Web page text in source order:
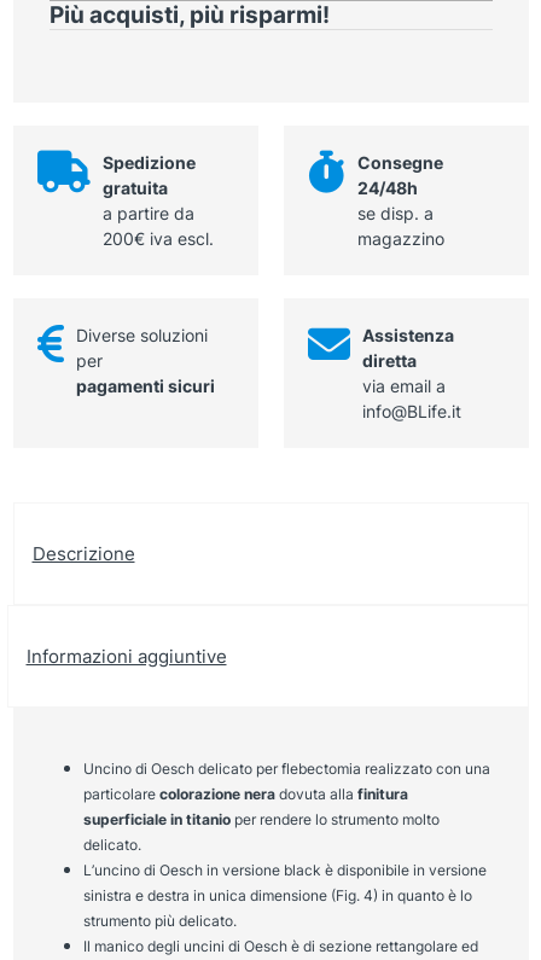
per
lunghezza
cm
quantità
Più acquisti, più risparmi!
Spedizione
gratuita
a partire da
200€ iva escl.
Consegne
24/48h
se disp. a
magazzino
Diverse soluzioni
per
pagamenti sicuri
Assistenza
diretta
via email a
info@BLife.it
Descrizione
Informazioni aggiuntive
Uncino di Oesch delicato per flebectomia realizzato con una
particolare colorazione neradovuta alla finitura
superficiale in titanioper rendere lo strumento molto
delicato.
L’uncino di Oesch in versione black è disponibile in versione
sinistra e destra in unica dimensione (Fig. 4) in quanto è lo
strumento più delicato.
Il manico degli uncini di Oesch è di sezione rettangolare ed